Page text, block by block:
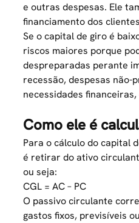
e outras despesas. Ele
financiamento dos
Se o capital de giro é
riscos maiores porque
despreparadas perante
recessão, despesas não-
necessidades
Como ele é
Para o cálculo do capital
é retirar do ativo
ou seja:
CGL = AC – PC
O passivo circulante
gastos fixos, previsíveis